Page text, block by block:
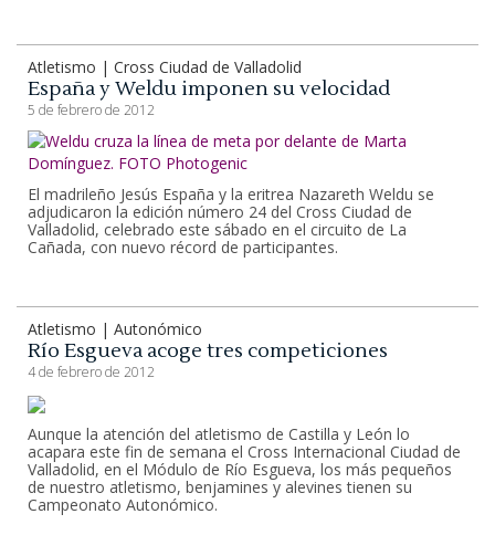
Atletismo | Cross Ciudad de Valladolid
España y Weldu imponen su velocidad
5 de febrero de 2012
El madrileño Jesús España y la eritrea Nazareth Weldu se
adjudicaron la edición número 24 del Cross Ciudad de
Valladolid, celebrado este sábado en el circuito de La
Cañada, con nuevo récord de participantes.
Atletismo | Autonómico
Río Esgueva acoge tres competiciones
4 de febrero de 2012
Aunque la atención del atletismo de Castilla y León lo
acapara este fin de semana el Cross Internacional Ciudad de
Valladolid, en el Módulo de Río Esgueva, los más pequeños
de nuestro atletismo, benjamines y alevines tienen su
Campeonato Autonómico.